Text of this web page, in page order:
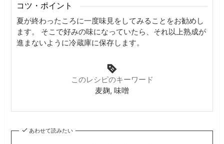
コツ・ポイント
夏が終わったころに一度味見をしてみることをお勧めし
ます。
そこで好みの味になっていたら、それ以上熟成が
進まないように冷蔵庫に保存します。
このレシピのキーワード
麦麹, 味噌
あわせて読みたい